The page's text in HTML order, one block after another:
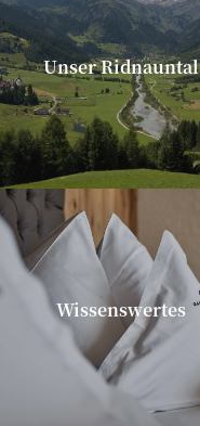
Unser Ridnauntal
Wissenswertes